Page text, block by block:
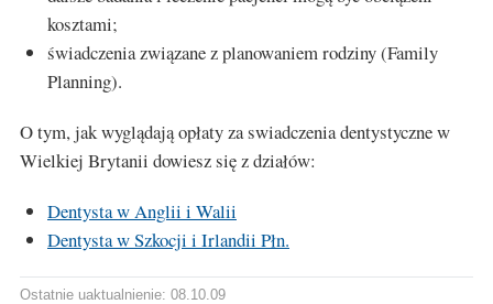
kosztami;
świadczenia związane z planowaniem rodziny (Family
Planning).
O tym, jak wyglądają opłaty za swiadczenia dentystyczne w
Wielkiej Brytanii dowiesz się z działów:
Dentysta w Anglii i Walii
Dentysta w Szkocji i Irlandii Płn.
Ostatnie uaktualnienie: 08.10.09